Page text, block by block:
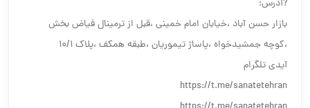
?آدرس:
بازار حسن آباد ،خیابان امام خمینی ،قبل از ترمینال فیاض بخش
،کوچه جمشیدخواه ،پاساژ تیموریان ،طبقه همکف ،پلاک ۱۰/۱
آیدی تلگرام
https://t.me/sanatetehran